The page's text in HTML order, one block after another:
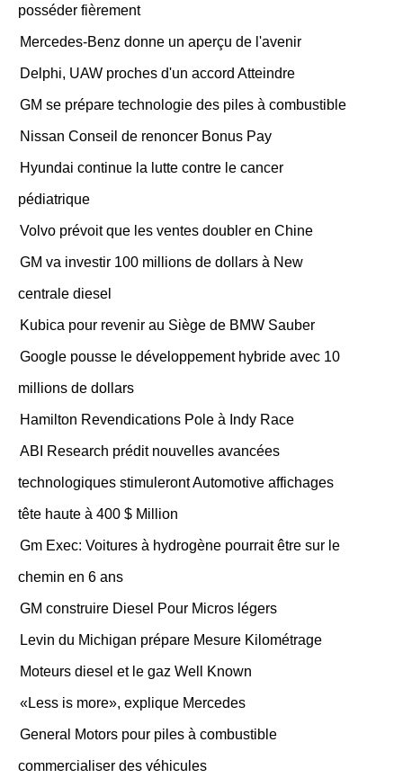
posséder fièrement
Mercedes-Benz donne un aperçu de l'avenir
Delphi, UAW proches d'un accord Atteindre
GM se prépare technologie des piles à combustible
Nissan Conseil de renoncer Bonus Pay
Hyundai continue la lutte contre le cancer
pédiatrique
Volvo prévoit que les ventes doubler en Chine
GM va investir 100 millions de dollars à New
centrale diesel
Kubica pour revenir au Siège de BMW Sauber
Google pousse le développement hybride avec 10
millions de dollars
Hamilton Revendications Pole à Indy Race
ABI Research prédit nouvelles avancées
technologiques stimuleront Automotive affichages
tête haute à 400 $ Million
Gm Exec: Voitures à hydrogène pourrait être sur le
chemin en 6 ans
GM construire Diesel Pour Micros légers
Levin du Michigan prépare Mesure Kilométrage
Moteurs diesel et le gaz Well Known
«Less is more», explique Mercedes
General Motors pour piles à combustible
commercialiser des véhicules